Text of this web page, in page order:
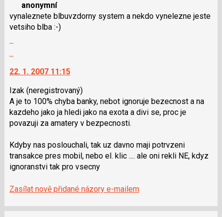
názor.
K
navigaci
klávesy
pro
následující
a
P
předchozí
nový
názor
anonymní
vynaleznete blbuvzdorny system a nekdo vynelezne jeste
vetsiho blba :-)
další
názor.
K
navigaci
lze
i
klávesy
N
následující
P
22. 1. 2007 11:15
Izak (neregistrovaný)
A je to 100% chyba banky, nebot ignoruje bezecnost a na
kazdeho jako ja hledi jako na exota a divi se, proc je
povazuji za amatery v bezpecnosti.
Kdyby nas poslouchali, tak uz davno maji potrvzeni
transakce pres mobil, nebo el. klic .... ale oni rekli NE, kdyz
ignoranstvi tak pro vsecny
Zasílat nově přidané názory e-mailem